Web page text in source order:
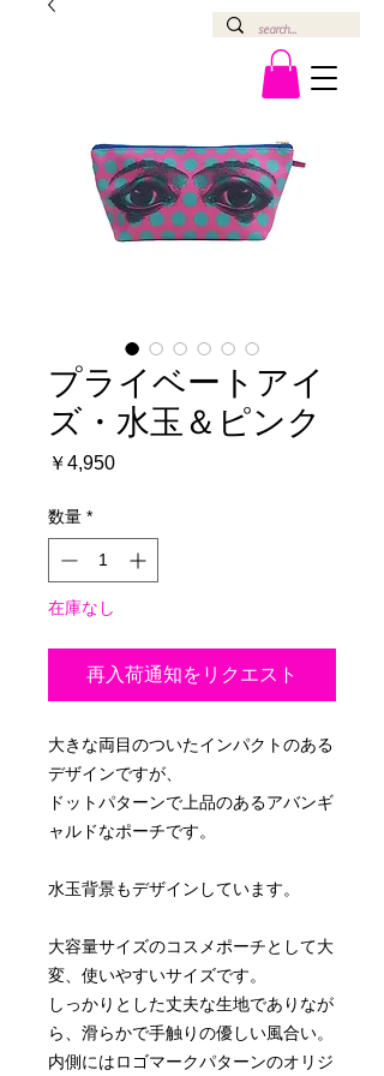
プライベートアイ
ズ・水玉＆ピンク
￥4,950価
数量 *
在庫なし
再入荷通知をリクエスト
大きな両目のついたインパクトのある
デザインですが、
ドットパターンで上品のあるアバンギ
ャルドなポーチです。
水玉背景もデザインしています。
大容量サイズのコスメポーチとして大
変、使いやすいサイズです。
しっかりとした丈夫な生地でありなが
ら、滑らかで手触りの優しい風合い。
内側にはロゴマークパターンのオリジ